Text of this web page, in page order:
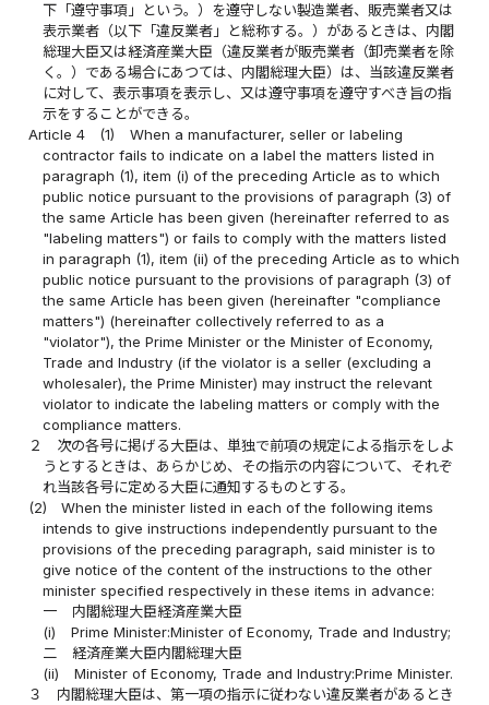
下「遵守事項」という。）を遵守しない製造業者、販売業者又は
表示業者（以下「違反業者」と総称する。）があるときは、内閣
総理大臣又は経済産業大臣（違反業者が販売業者（卸売業者を除
く。）である場合にあつては、内閣総理大臣）は、当該違反業者
に対して、表示事項を表示し、又は遵守事項を遵守すべき旨の指
示をすることができる。
Article 4
(1)
When a manufacturer, seller or labeling
contractor fails to indicate on a label the matters listed in
paragraph (1), item (i) of the preceding Article as to which
public notice pursuant to the provisions of paragraph (3) of
the same Article has been given (hereinafter referred to as
"labeling matters") or fails to comply with the matters listed
in paragraph (1), item (ii) of the preceding Article as to which
public notice pursuant to the provisions of paragraph (3) of
the same Article has been given (hereinafter "compliance
matters") (hereinafter collectively referred to as a
"violator"), the Prime Minister or the Minister of Economy,
Trade and Industry (if the violator is a seller (excluding a
wholesaler), the Prime Minister) may instruct the relevant
violator to indicate the labeling matters or comply with the
compliance matters.
２
次の各号に掲げる大臣は、単独で前項の規定による指示をしよ
うとするときは、あらかじめ、その指示の内容について、それぞ
れ当該各号に定める大臣に通知するものとする。
(2)
When the minister listed in each of the following items
intends to give instructions independently pursuant to the
provisions of the preceding paragraph, said minister is to
give notice of the content of the instructions to the other
minister specified respectively in these items in advance:
一
内閣総理大臣経済産業大臣
(i)
Prime Minister:Minister of Economy, Trade and Industry;
二
経済産業大臣内閣総理大臣
(ii)
Minister of Economy, Trade and Industry:Prime Minister.
３
内閣総理大臣は、第一項の指示に従わない違反業者があるとき